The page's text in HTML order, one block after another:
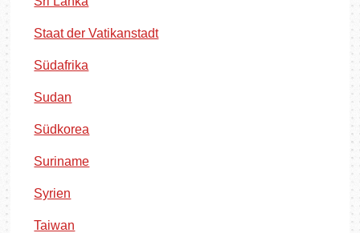
Staat der Vatikanstadt
Südafrika
Sudan
Südkorea
Suriname
Syrien
Taiwan